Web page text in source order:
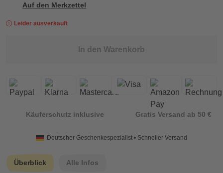
Auf den Merkzettel
Leider ausverkauft
In den Warenkorb
Käuferschutz inklusive Gratis Versand ab 50 €
Deutscher Geschenkespezialist • Schneller Versand
Überblick Alle Infos